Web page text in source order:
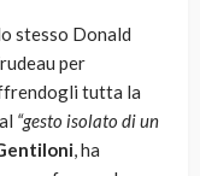
stesso Donald
per
tutta la
“gesto isolato di un
, ha